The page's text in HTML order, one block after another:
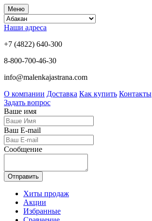
Меню
Наши адреса
+7 (4822) 640-300
8-800-700-46-30
info@malenkajastrana.com
О компании Доставка Как купить Контакты
Задать вопрос
Ваше имя
Ваш E-mail
Сообщение
Отправить
Хиты продаж
Акции
Избранные